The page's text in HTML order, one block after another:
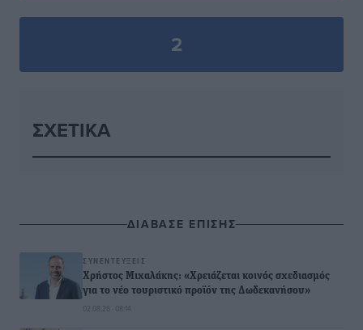
2
ΣΧΕΤΙΚΆ
ΔΙΑΒΑΣΕ ΕΠΙΣΗΣ
ΣΥΝΕΝΤΕΎΞΕΙΣ
Χρήστος Μιχαλάκης: «Χρειάζεται κοινός σχεδιασμός
για το νέο τουριστικό προϊόν της Δωδεκανήσου»
02.08.26 · 08:14